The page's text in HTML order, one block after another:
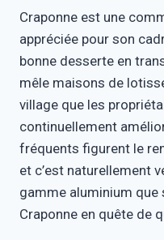
Craponne est une
appréciée pour son
bonne desserte en
mêle maisons de
village que les
continuellement
fréquents figurent le
et c’est naturellement
gamme aluminium
Craponne en quête de